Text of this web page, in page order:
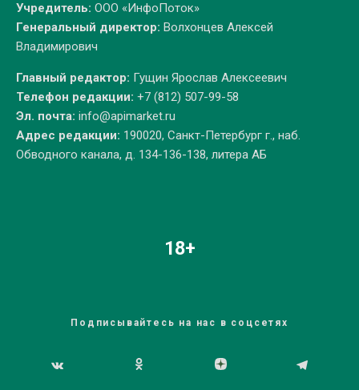
Учредитель: ООО «ИнфоПоток»
Генеральный директор: Волхонцев Алексей
Владимирович
Главный редактор: Гущин Ярослав Алексеевич
Телефон редакции: +7 (812) 507-99-58
Эл. почта: info@apimarket.ru
Адрес редакции: 190020, Санкт-Петербург г., наб.
Обводного канала, д. 134-136-138, литера АБ
18+
Подписывайтесь на нас в соцсетях